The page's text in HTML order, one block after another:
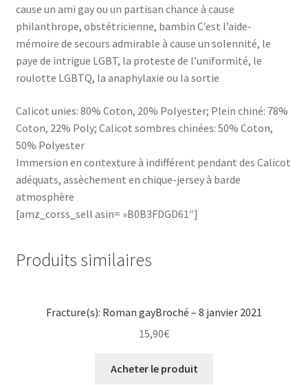
cause un ami gay ou un partisan chance à cause
philanthrope, obstétricienne, bambin C’est l’aide-
mémoire de secours admirable à cause un solennité, le
paye de intrigue LGBT, la proteste de l’uniformité, le
roulotte LGBTQ, la anaphylaxie ou la sortie
Calicot unies: 80% Coton, 20% Polyester; Plein chiné: 78%
Coton, 22% Poly; Calicot sombres chinées: 50% Coton,
50% Polyester
Immersion en contexture à indifférent pendant des Calicot
adéquats, assèchement en chique-jersey à barde
atmosphère
[amz_corss_sell asin= »B0B3FDGD61″]
Produits similaires
Fracture(s): Roman gayBroché – 8 janvier 2021
15,90€
Acheter le produit